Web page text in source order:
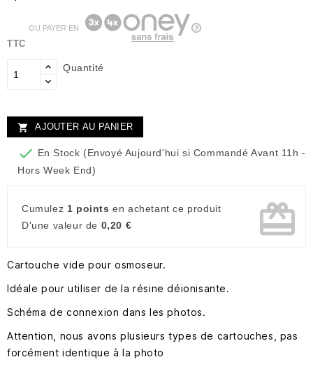
TTC
OU PAYER EN
Quantité
 AJOUTER AU PANIER
 En Stock (Envoyé Aujourd'hui si Commandé Avant 11h -
Hors Week End)
Cumulez 1 points en achetant ce produit
D'une valeur de 0,20 € card_giftcard
Cartouche vide pour osmoseur.
Idéale pour utiliser de la résine déionisante.
Schéma de connexion dans les photos.
Attention, nous avons plusieurs types de cartouches, pas
forcément identique à la photo